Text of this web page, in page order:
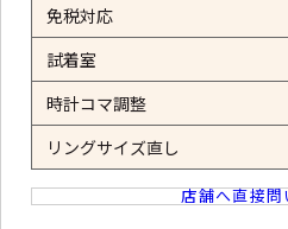
免税対応
試着室
時計コマ調整
リングサイズ直し
店舗へ直接問